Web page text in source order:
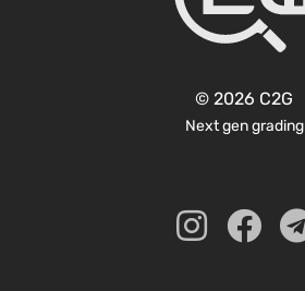
© 2026 C2G
Next gen grading